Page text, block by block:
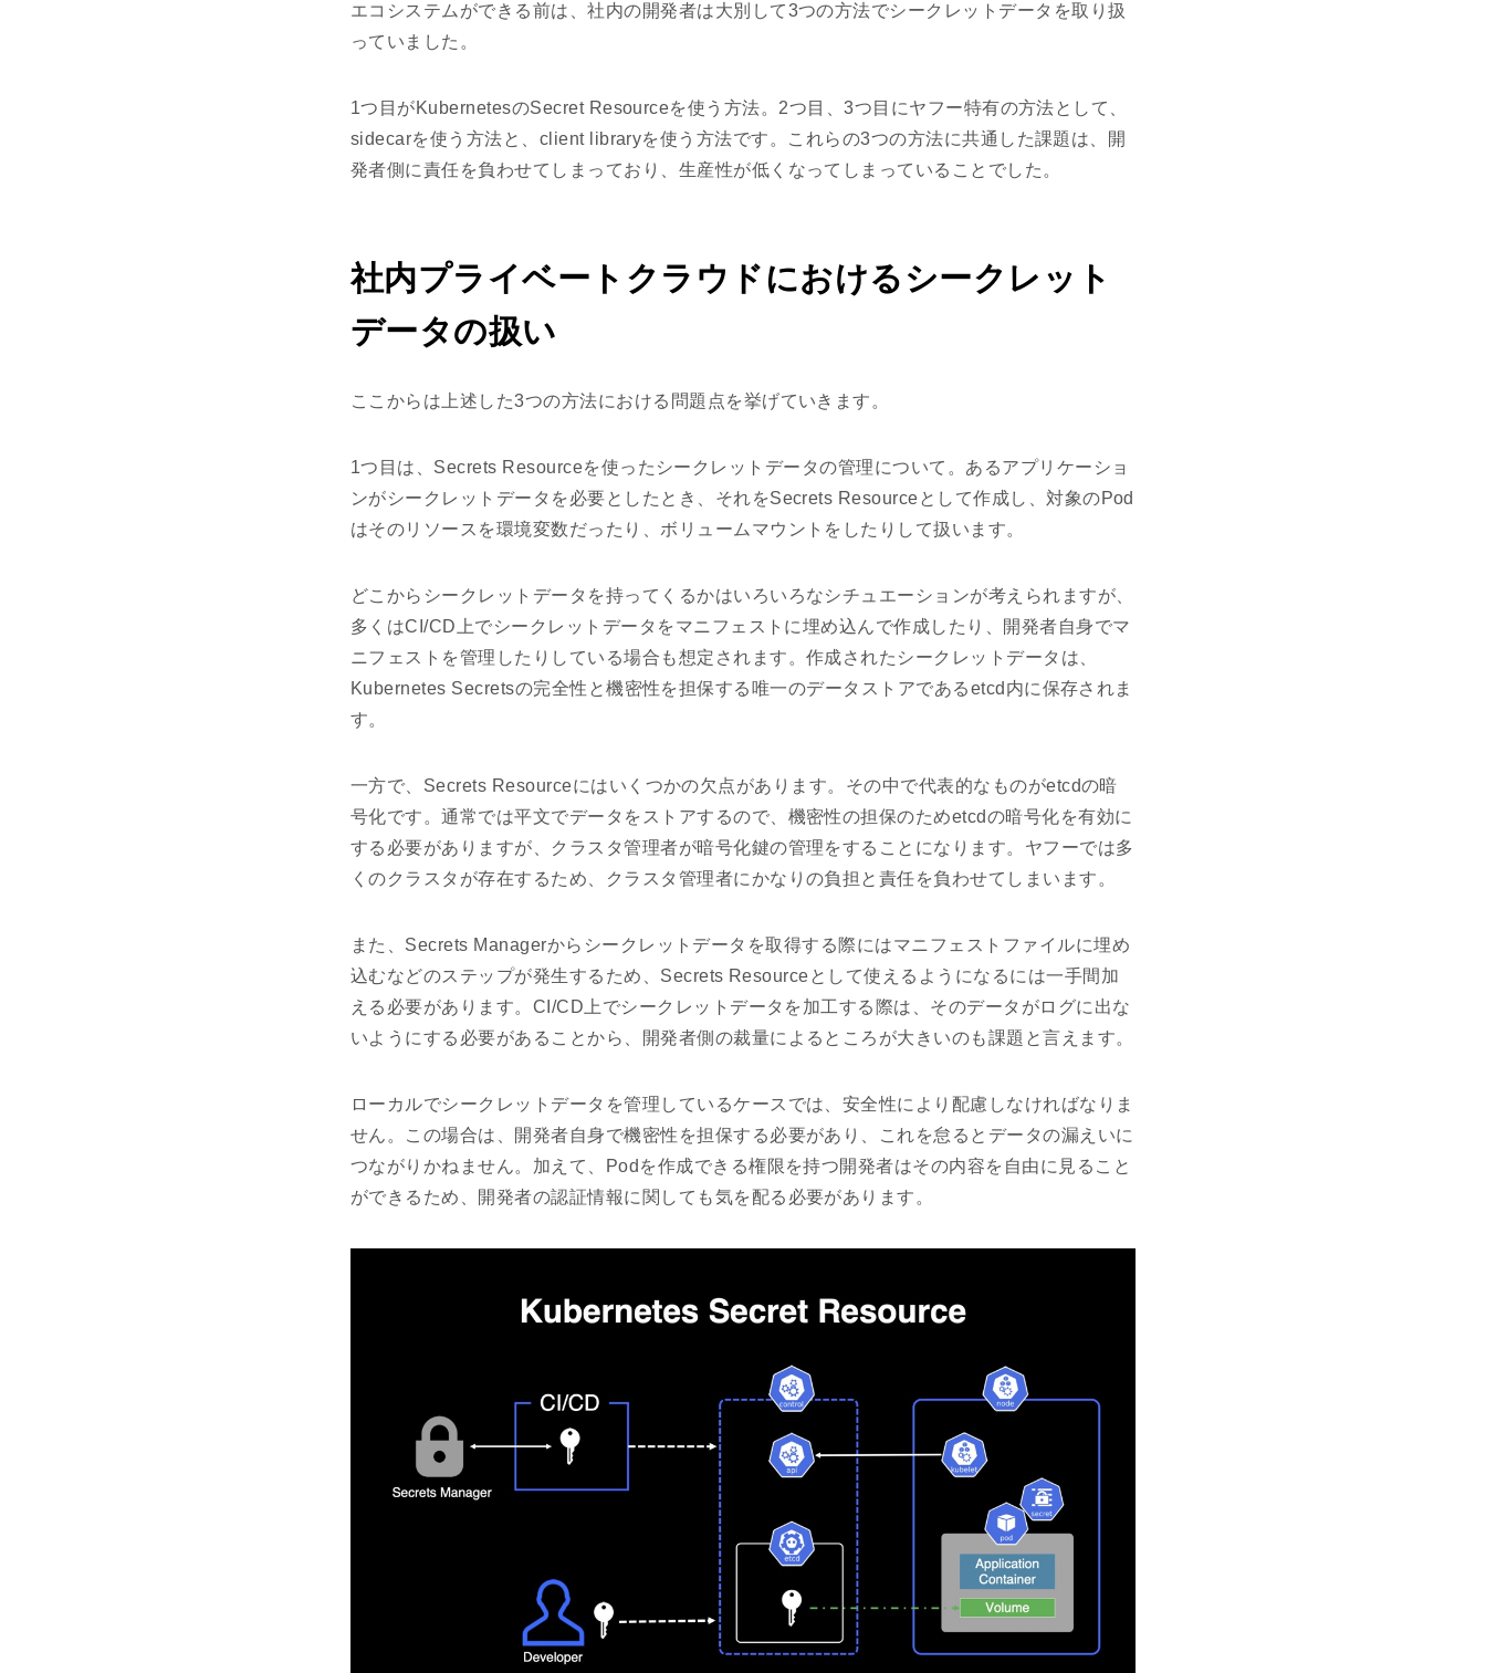
エコシステムができる前は、社内の開発者は大別して3つの方法でシークレットデータを取り扱
っていました。
1つ目がKubernetesのSecret Resourceを使う方法。2つ目、3つ目にヤフー特有の方法として、
sidecarを使う方法と、client libraryを使う方法です。これらの3つの方法に共通した課題は、開
発者側に責任を負わせてしまっており、生産性が低くなってしまっていることでした。
社内プライベートクラウドにおけるシークレット
データの扱い
ここからは上述した3つの方法における問題点を挙げていきます。
1つ目は、Secrets Resourceを使ったシークレットデータの管理について。あるアプリケーショ
ンがシークレットデータを必要としたとき、それをSecrets Resourceとして作成し、対象のPod
はそのリソースを環境変数だったり、ボリュームマウントをしたりして扱います。
どこからシークレットデータを持ってくるかはいろいろなシチュエーションが考えられますが、
多くはCI/CD上でシークレットデータをマニフェストに埋め込んで作成したり、開発者自身でマ
ニフェストを管理したりしている場合も想定されます。作成されたシークレットデータは、
Kubernetes Secretsの完全性と機密性を担保する唯一のデータストアであるetcd内に保存されま
す。
一方で、Secrets Resourceにはいくつかの欠点があります。その中で代表的なものがetcdの暗
号化です。通常では平文でデータをストアするので、機密性の担保のためetcdの暗号化を有効に
する必要がありますが、クラスタ管理者が暗号化鍵の管理をすることになります。ヤフーでは多
くのクラスタが存在するため、クラスタ管理者にかなりの負担と責任を負わせてしまいます。
また、Secrets Managerからシークレットデータを取得する際にはマニフェストファイルに埋め
込むなどのステップが発生するため、Secrets Resourceとして使えるようになるには一手間加
える必要があります。CI/CD上でシークレットデータを加工する際は、そのデータがログに出な
いようにする必要があることから、開発者側の裁量によるところが大きいのも課題と言えます。
ローカルでシークレットデータを管理しているケースでは、安全性により配慮しなければなりま
せん。この場合は、開発者自身で機密性を担保する必要があり、これを怠るとデータの漏えいに
つながりかねません。加えて、Podを作成できる権限を持つ開発者はその内容を自由に見ること
ができるため、開発者の認証情報に関しても気を配る必要があります。